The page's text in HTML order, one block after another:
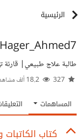
الرئيسية
Hager_Ahmed7
طالبة علاج طبيعي| قارئة
المساهمات
كتاب